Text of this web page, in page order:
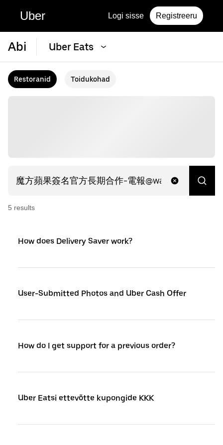
Uber Logi sisse Registreeru
Abi Uber Eats
Restoranid Toidukohad
5 results
How does Delivery Saver work?
User-Submitted Photos and Uber Cash Offer
How do I get support for a previous order?
Uber Eatsi ettevõtte kupongide KKK